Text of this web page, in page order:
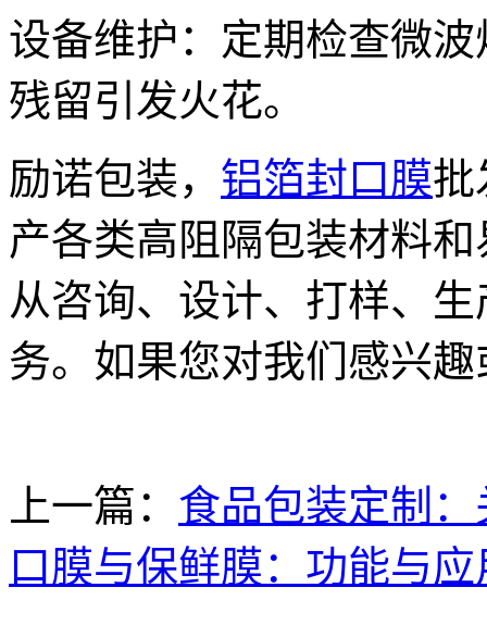
设备维护：定期检查微
残留引发火花。
励诺包装， 铝箔封口膜批
产各类高阻隔包装材料
从咨询、设计、打样、
务。如果您对我们感兴
上一篇： 食品包装定制
口膜与保鲜膜：功能与